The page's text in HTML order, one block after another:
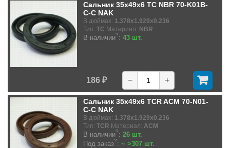
Сальник 35x49x6 TC NBR 70-K01B-
C-C NAK
В дюймах: 1.378x1.929x0.236
Тип: TC Материал: NBR
В наличии?: 43 шт.
186 ₽ − +
Сальник 35x49x6 TCR ACM 70-N01-
C-C NAK
В дюймах: 1.378x1.929x0.236
Тип: TCR Материал: ACM
В наличии?: 26 шт.
Под заказ?: ~ >307 шт.